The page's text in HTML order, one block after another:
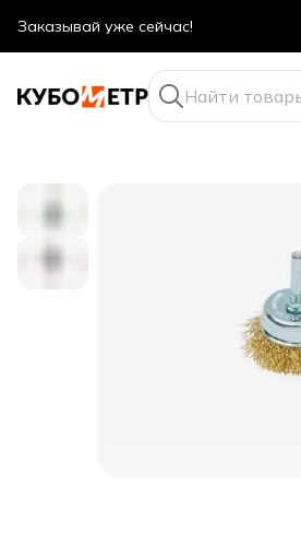
Оптовые цены даже для физ. лиц